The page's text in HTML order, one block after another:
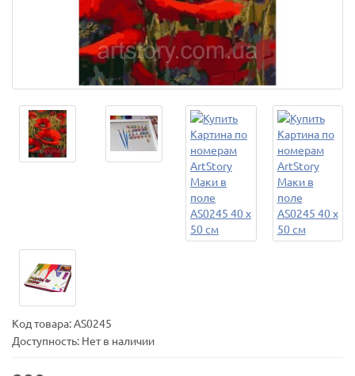
Код товара:AS0245
Доступность: Нет в наличии